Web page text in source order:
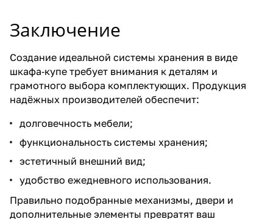
Заключение
Создание идеальной системы хранения в виде
шкафа‑купе требует внимания к деталям и
грамотного выбора комплектующих. Продукция
надёжных производителей обеспечит:
долговечность мебели;
функциональность системы хранения;
эстетичный внешний вид;
удобство ежедневного использования.
Правильно подобранные механизмы, двери и
дополнительные элементы превратят ваш